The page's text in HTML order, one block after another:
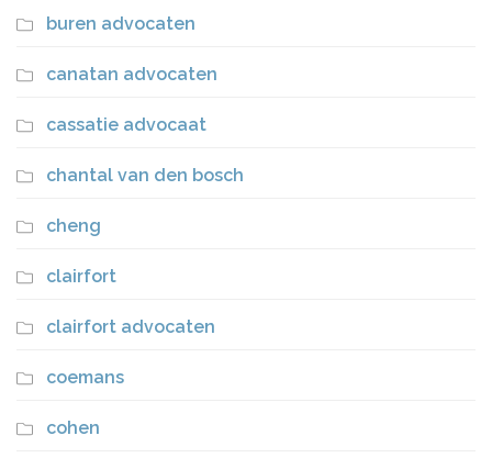
buren advocaten
canatan advocaten
cassatie advocaat
chantal van den bosch
cheng
clairfort
clairfort advocaten
coemans
cohen